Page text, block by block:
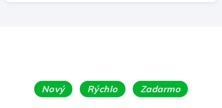
Nový Rýchlo Zadarmo